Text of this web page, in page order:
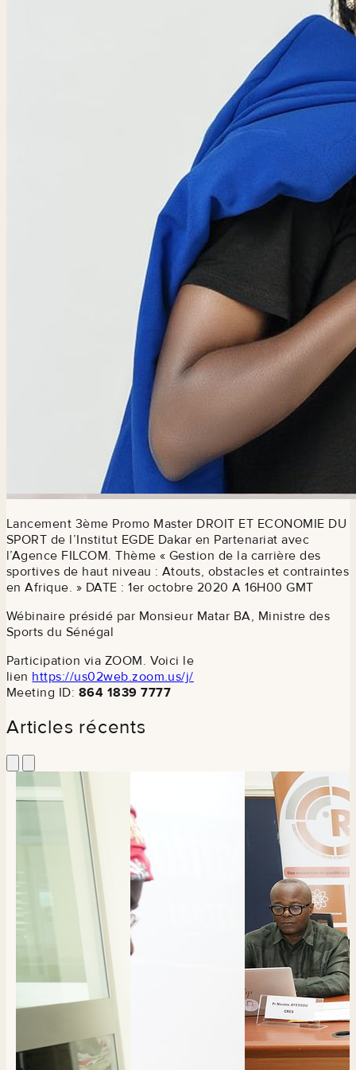
Lancement 3ème Promo Master DROIT ET ECONOMIE DU
SPORT de l’Institut EGDE Dakar en Partenariat avec
l’Agence FILCOM. Thème « Gestion de la carrière des
sportives de haut niveau : Atouts, obstacles et contraintes
en Afrique. » DATE : 1er octobre 2020 A 16H00 GMT
Wébinaire présidé par Monsieur Matar BA, Ministre des
Sports du Sénégal
Participation via ZOOM. Voici le
lien https://us02web.zoom.us/j/
Meeting ID: 864 1839 7777
Articles récents